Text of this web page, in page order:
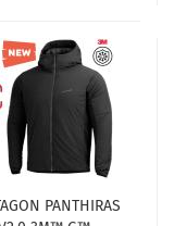
PANTHIRAS